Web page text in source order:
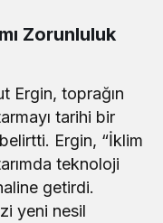
Zorunluluk
Ergin, toprağın
tarihi bir
Ergin, “İklim
teknoloji
getirdi.
yeni nesil